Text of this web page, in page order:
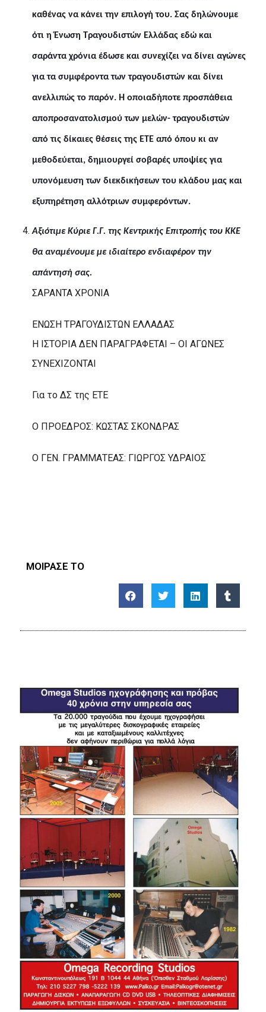
καθένας να κάνει την επιλογή του. Σας δηλώνουμε
ότι η Ένωση Τραγουδιστών Ελλάδας εδώ και
σαράντα χρόνια έδωσε και συνεχίζει να δίνει αγώνες
για τα συμφέροντα των τραγουδιστών και δίνει
ανελλιπώς το παρόν. Η οποιαδήποτε προσπάθεια
αποπροσανατολισμού των μελών- τραγουδιστών
από τις δίκαιες θέσεις της ΕΤΕ από όπου κι αν
μεθοδεύεται, δημιουργεί σοβαρές υποψίες για
υπονόμευση των διεκδικήσεων του κλάδου μας και
εξυπηρέτηση αλλότριων συμφερόντων.
Αξιότιμε Κύριε Γ.Γ. της Κεντρικής Επιτροπής του ΚΚΕ
θα αναμένουμε με ιδιαίτερο ενδιαφέρον την
απάντησή σας.
ΣΑΡΑΝΤΑ ΧΡΟΝΙΑ
ΕΝΩΣΗ ΤΡΑΓΟΥΔΙΣΤΩΝ ΕΛΛΑΔΑΣ
Η ΙΣΤΟΡΙΑ ΔΕΝ ΠΑΡΑΓΡΑΦΕΤΑΙ – ΟΙ ΑΓΩΝΕΣ
ΣΥΝΕΧΙΖΟΝΤΑΙ
Για το ΔΣ της ΕΤΕ
Ο ΠΡΟΕΔΡΟΣ: ΚΩΣΤΑΣ ΣΚΟΝΔΡΑΣ
Ο ΓΕΝ. ΓΡΑΜΜΑΤΕΑΣ: ΓΙΩΡΓΟΣ ΥΔΡΑΙΟΣ
ΜΟΙΡΑΣΕ ΤΟ